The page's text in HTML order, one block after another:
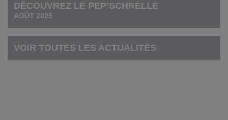
DÉCOUVREZ LE PEP’SCHRELLE
AOÛT 2025
VOIR TOUTES LES ACTUALITÉS